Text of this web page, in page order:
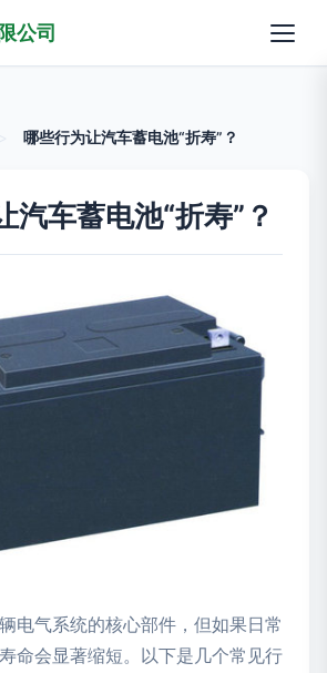
公司
哪些行为让汽车蓄电池“折寿”？
汽车蓄电池“折寿”？
电气系统的核心部件，但如果日常
命会显著缩短。以下是几个常见行